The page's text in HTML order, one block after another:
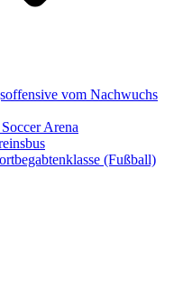
vom Nachwuchs
Arena
(Fußball)